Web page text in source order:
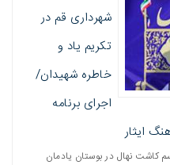
شهرداری قم در
تکریم یاد و
خاطره شهیدان/
اجرای برنامه
ایثار
کاشت نهال در بوستان یادمان